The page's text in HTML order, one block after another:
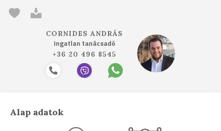
CORNIDES ANDRÁS
Ingatlan tanácsadó
+36 20 496 8545
Alap adatok